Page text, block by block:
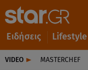
Ειδήσεις Lifestyle
VIDEO MASTERCHEF